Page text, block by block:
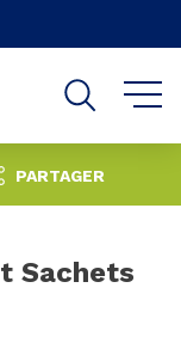
Sachets
PARTAGER